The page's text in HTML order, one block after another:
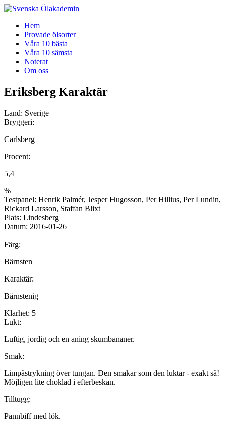
vidare
innehåll
Hem
Provade ölsorter
Våra 10 bästa
Våra 10 sämsta
Noterat
Om oss
Eriksberg Karaktär
Land: Sverige
Bryggeri:
Carlsberg
Procent:
5,4
%
Testpanel: Henrik Palmér, Jesper Hugosson, Per Hillius, Per Lundin,
Rickard Larsson, Staffan Blixt
Plats: Lindesberg
Datum: 2016-01-26
Färg:
Bärnsten
Karaktär:
Bärnstenig
Klarhet: 5
Lukt:
Luftig, jordig och en aning skumbananer.
Smak:
Limpåstrykning över tungan. Den smakar som den luktar - exakt så!
Möjligen lite choklad i efterbeskan.
Tilltugg:
Pannbiff med lök.